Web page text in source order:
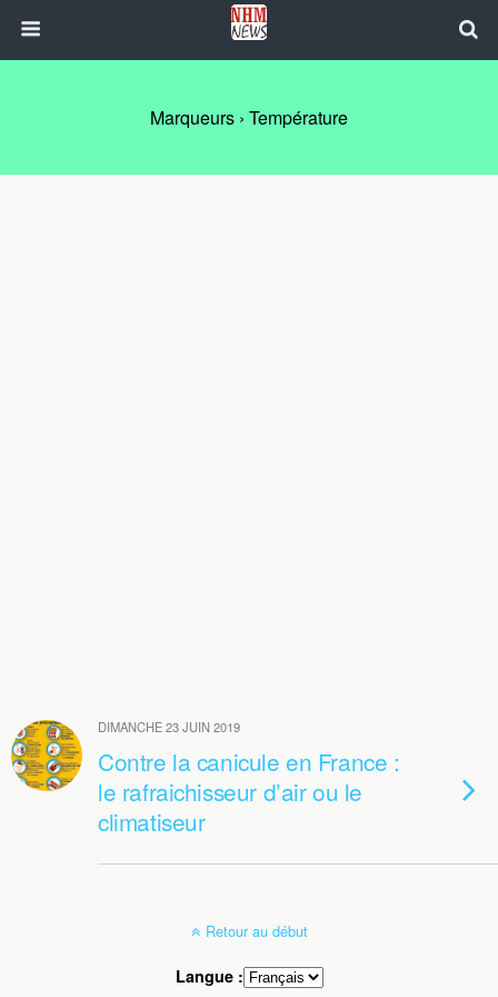
Marqueurs › Température
DIMANCHE 23 JUIN 2019
Contre la canicule en France :
le rafraichisseur d’air ou le
climatiseur
Retour au début
Langue :